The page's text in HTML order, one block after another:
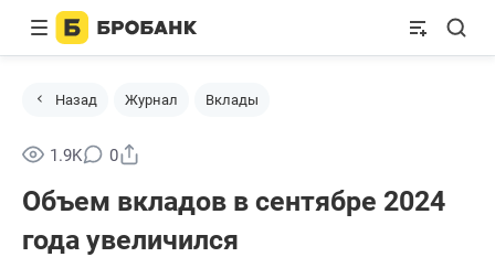
Назад Журнал Вклады
1.9K 0
Объем вкладов в сентябре 2024
года увеличился